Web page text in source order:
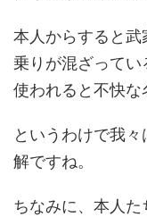
本人からすると武
乗りが混ざって
使われると不快な
というわけで我
解ですね。
ちなみに、本人